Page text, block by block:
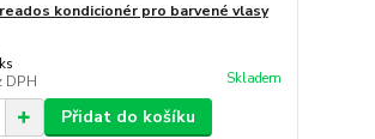
kondicionér pro barvené vlasy
DPH Skladem
Přidat do košíku